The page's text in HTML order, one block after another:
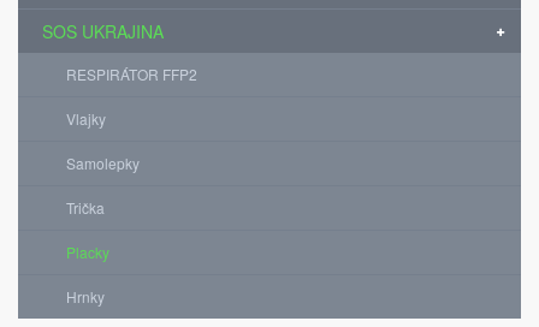
SOS UKRAJINA
RESPIRÁTOR FFP2
Vlajky
Samolepky
Trička
Placky
Hrnky